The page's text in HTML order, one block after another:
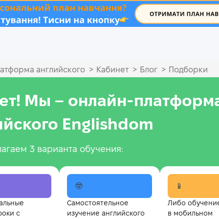
.
английского > Кабинет > Блог > Подборки
Мы –
Englishdom
3 варианта обучения:
с
🤓
Самостоятельное
изучение английского
📱
Либо
в мобильном